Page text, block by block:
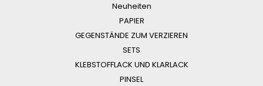
Neuheiten
PAPIER
GEGENSTÄNDE ZUM VERZIEREN
SETS
KLEBSTOFFLACK UND KLARLACK
PINSEL